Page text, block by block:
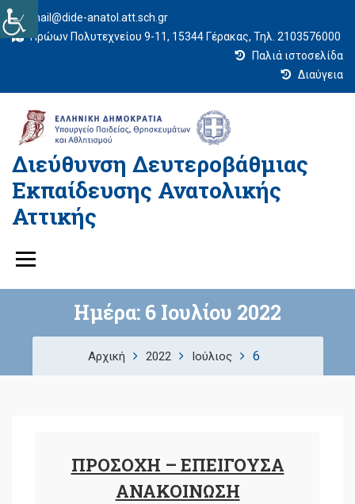
mail@dide-anatol.att.sch.gr
Ηρώων Πολυτεχνείου 9-11, 15344 Γέρακας, Τηλ. 2103576000
Παλιά ιστοσελίδα
Διαύγεια
Διεύθυνση Δευτεροβάθμιας
Εκπαίδευσης Ανατολικής
Αττικής
Ημέρα: 6 Ιουλίου 2022
Αρχική 2022 Ιούλιος 6
ΠΡΟΣΟΧΗ – ΕΠΕΙΓΟΥΣΑ
ΑΝΑΚΟΙΝΩΣΗ